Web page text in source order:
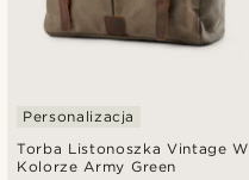
Torba Listonoszka Vintage W
Kolorze Army Green
Personalizacja